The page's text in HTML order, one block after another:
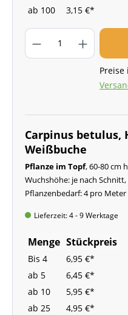
ab 100 3,15 €*
Preise
Carpinus betulus,
Weißbuche
Pflanze im Topf, 60-80 cm
Wuchshöhe: je nach Schnitt,
Pflanzenbedarf: 4 pro Meter
Lieferzeit: 4 - 9 Werktage
Menge Stückpreis
Bis 4
6,95 €*
ab 5
6,45 €*
ab 10
5,95 €*
ab 25 4,95 €*